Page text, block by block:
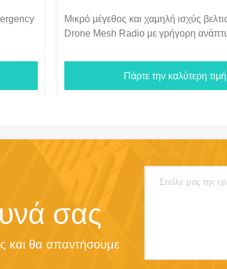
μέγεθος και χαμηλή ισχύς βελτιστοποιούν το
Mesh Radio με γρήγορη ανάπτυξη και
Πάρτε την καλύτερη τιμή
σας
και θα απαντήσουμε